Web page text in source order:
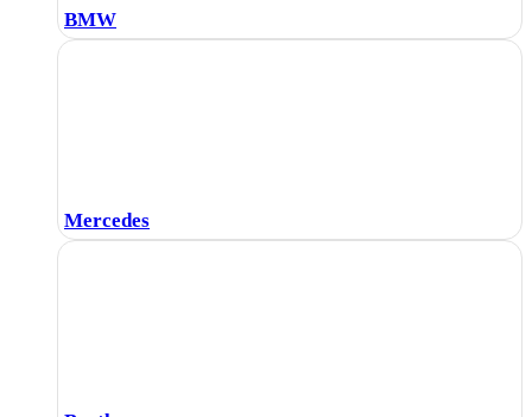
BMW
Mercedes